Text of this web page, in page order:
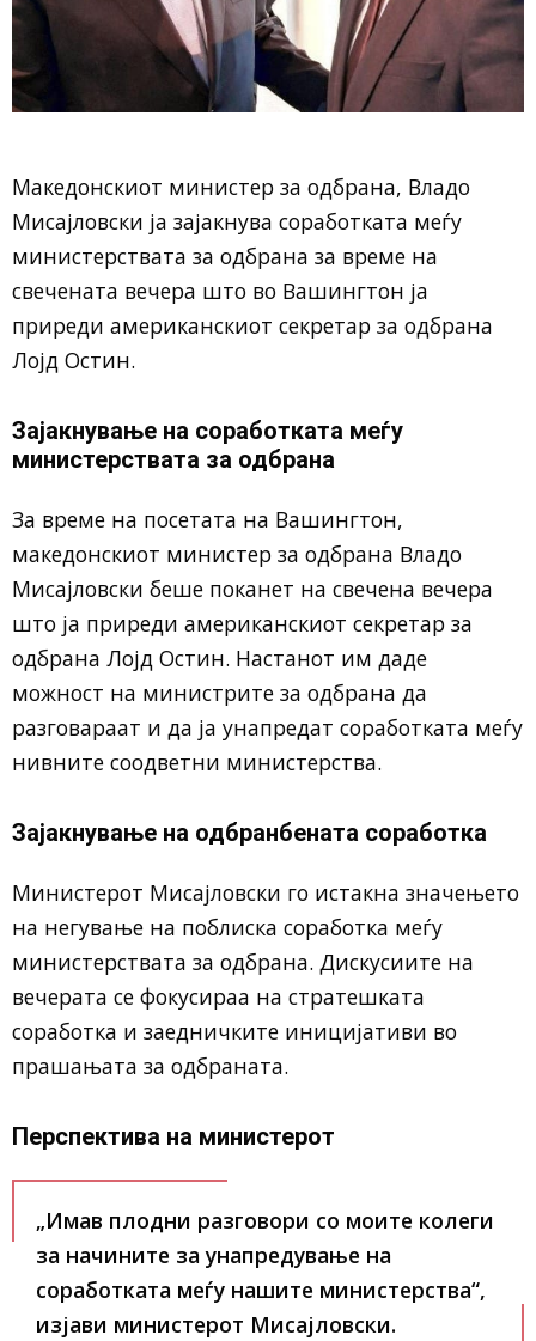
Македонскиот министер за одбрана, Владо
Мисајловски ја зајакнува соработката меѓу
министерствата за одбрана за време на
свечената вечера што во Вашингтон ја
приреди американскиот секретар за одбрана
Лојд Остин.
Зајакнување на соработката меѓу
министерствата за одбрана
За време на посетата на Вашингтон,
македонскиот министер за одбрана Владо
Мисајловски беше поканет на свечена вечера
што ја приреди американскиот секретар за
одбрана Лојд Остин. Настанот им даде
можност на министрите за одбрана да
разговараат и да ја унапредат соработката меѓу
нивните соодветни министерства.
Зајакнување на одбранбената соработка
Министерот Мисајловски го истакна значењето
на негување на поблиска соработка меѓу
министерствата за одбрана. Дискусиите на
вечерата се фокусираа на стратешката
соработка и заедничките иницијативи во
прашањата за одбраната.
Перспектива на министерот
„Имав плодни разговори со моите колеги
за начините за унапредување на
соработката меѓу нашите министерства“,
изјави министерот Мисајловски.